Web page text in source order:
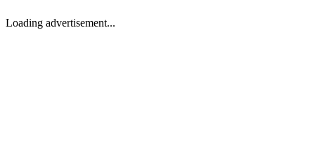
Loading advertisement...